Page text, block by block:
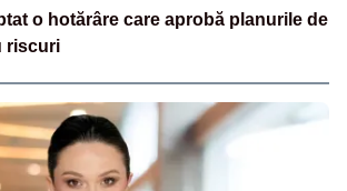
o hotărâre care aprobă planurile de
riscuri